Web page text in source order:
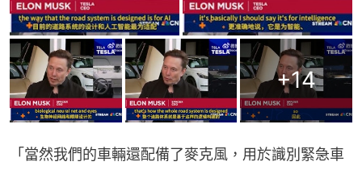
+14
「當然我們的車輛還配備了麥克風，用於識別緊急車